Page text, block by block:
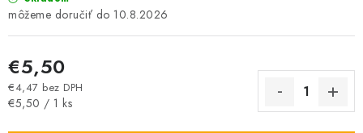
10.8.2026
€5,50
€4,47 bez DPH
Jednotková cena:
€5,50 / 1 ks